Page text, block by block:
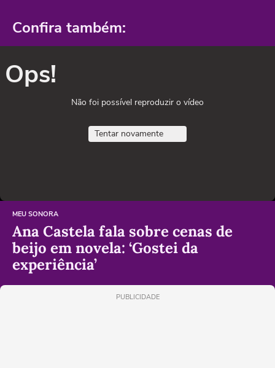
Confira também:
Ops!
Não foi possível reproduzir o vídeo
Tentar novamente
MEU SONORA
Ana Castela fala sobre cenas de
beijo em novela: ‘Gostei da
experiência’
PUBLICIDADE